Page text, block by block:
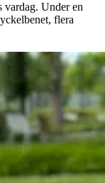
vardag. Under en
flera